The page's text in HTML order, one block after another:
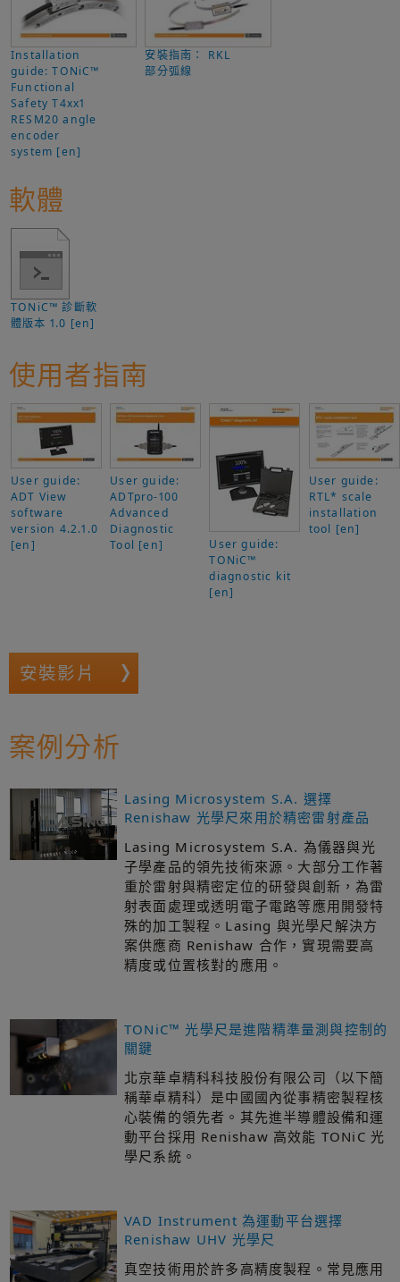
Installation
guide: TONiC™
Functional
Safety T4xx1
RESM20 angle
encoder
system [en]
安裝指南： RKL
部分弧線
軟體
TONiC™ 診斷軟
體版本 1.0 [en]
使用者指南
User guide:
ADT View
software
version 4.2.1.0
[en]
User guide:
ADTpro-100
Advanced
Diagnostic
Tool [en]
User guide:
TONiC™
diagnostic kit
[en]
User guide:
RTL* scale
installation
tool [en]
安裝影片
案例分析
Lasing Microsystem S.A. 選擇
Renishaw 光學尺來用於精密雷射產品
Lasing Microsystem S.A. 為儀器與光
子學產品的領先技術來源。大部分工作著
重於雷射與精密定位的研發與創新，為雷
射表面處理或透明電子電路等應用開發特
殊的加工製程。Lasing 與光學尺解決方
案供應商 Renishaw 合作，實現需要高
精度或位置核對的應用。
TONiC™ 光學尺是進階精準量測與控制的
關鍵
北京華卓精科科技股份有限公司（以下簡
稱華卓精科）是中國國內從事精密製程核
心裝備的領先者。其先進半導體設備和運
動平台採用 Renishaw 高效能 TONiC 光
學尺系統。
VAD Instrument 為運動平台選擇
Renishaw UHV 光學尺
真空技術用於許多高精度製程。常見應用